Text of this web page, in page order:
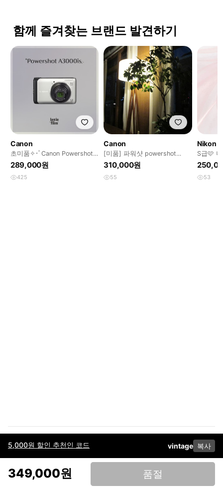
5,000원 할인 추천인 코드 vintage 복사
349,000원 품절
함께 즐겨찾는 브랜드 발견하기
Canon
초미품✧･ﾟCanon Powershot
A3000is 캐논 파워샷 디카
289,000원
425
Canon
[미품] 파워샷 powershot
A2600 실버 작례O
310,000원
55
Nikon
S급🩷
크 디카
53
이용약관고객센터판매개인정보 처리방침사업자 정보다운로드